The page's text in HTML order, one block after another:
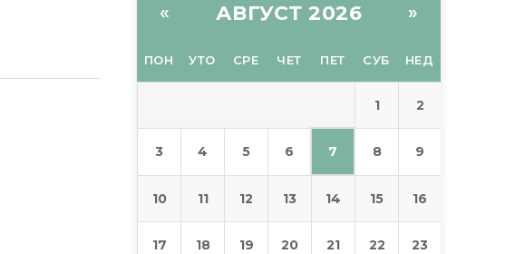
« АВГУСТ 2026 »
ПОН УТО СРЕ ЧЕТ ПЕТ СУБ НЕД
1 2
3 4 5 6 7 8 9
10 11 12 13 14 15 16
17 18 19 20 21 22 23